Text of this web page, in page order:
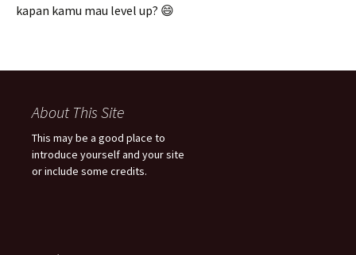
kapan kamu mau level up? 😄
About This Site
This may be a good place to
introduce yourself and your site
or include some credits.